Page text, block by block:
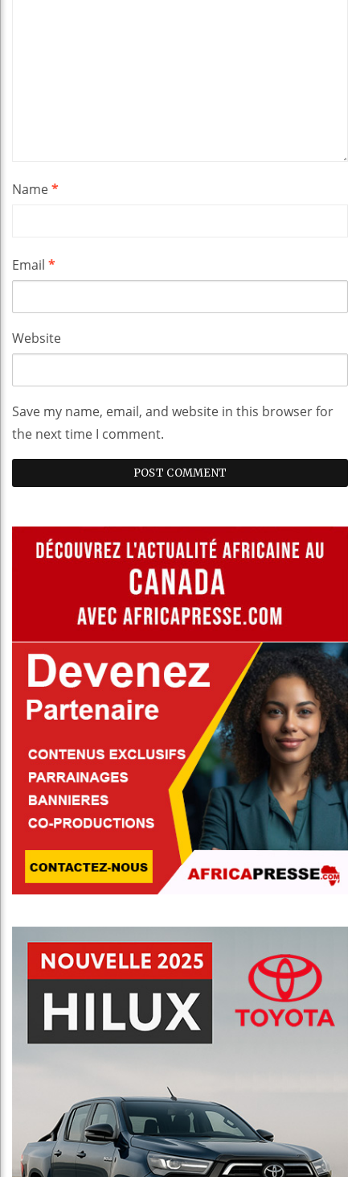
Name*
Email *
Website
Save my name, email, and website in this browser for
the next time I comment.